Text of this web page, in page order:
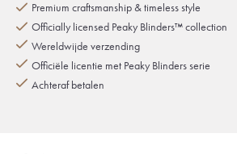
Premium craftsmanship & timeless style
Officially licensed Peaky Blinders™ collection
Wereldwijde verzending
Officiële licentie met Peaky Blinders serie
Achteraf betalen